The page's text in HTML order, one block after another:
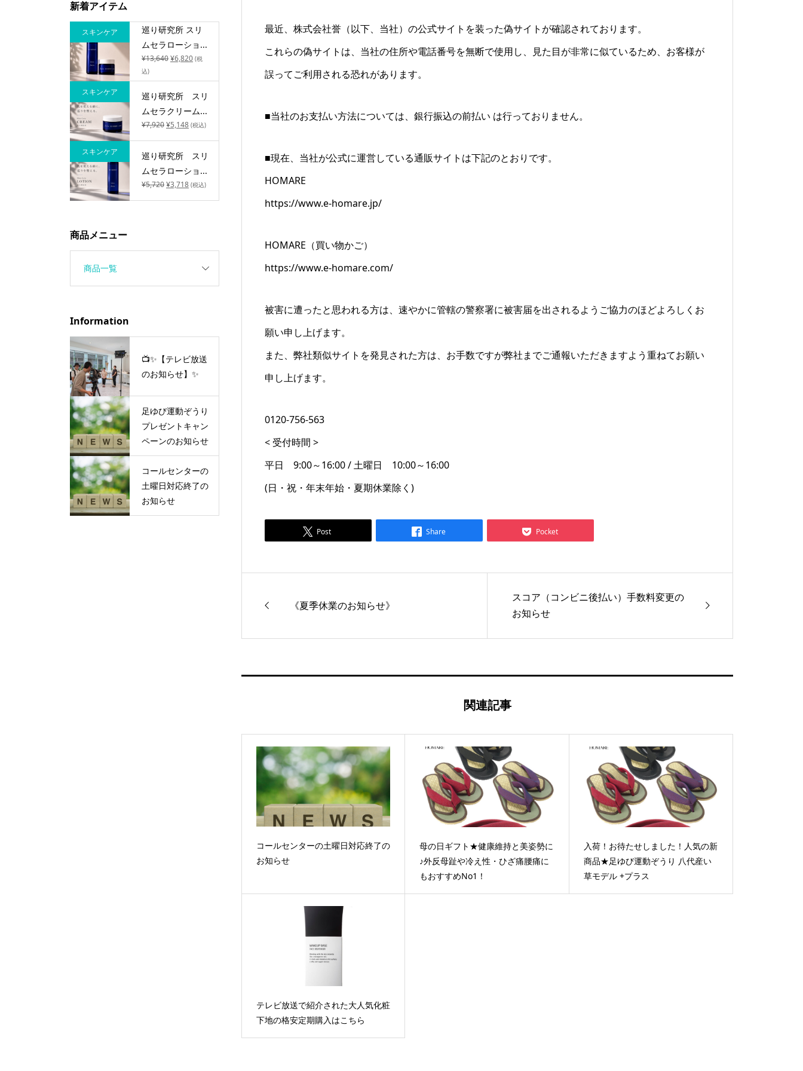
最近、株式会社誉（以下、当社）の公式サイトを装った偽サイトが確認されております。
これらの偽サイトは、当社の住所や電話番号を無断で使用し、見た目が非常に似ているため、お客様が
誤ってご利用される恐れがあります。
■当社のお支払い方法については、銀行振込の前払い は行っておりません。
■現在、当社が公式に運営している通販サイトは下記のとおりです。
HOMARE
https://www.e-homare.jp/
HOMARE（買い物かご）
https://www.e-homare.com/
被害に遭ったと思われる方は、速やかに管轄の警察署に被害届を出されるようご協力のほどよろしくお
願い申し上げます。
また、弊社類似サイトを発見された方は、お手数ですが弊社までご通報いただきますよう重ねてお願い
申し上げます。
0120-756-563
< 受付時間 >
平日 9:00～16:00 / 土曜日 10:00～16:00
(日・祝・年末年始・夏期休業除く)
Post Share Pocket
《夏季休業のお知らせ》
スコア（コンビニ後払い）手数料変更の
お知らせ
関連記事
コールセンターの土曜日対応終了の
お知らせ
母の日ギフト★健康維持と美姿勢に
♪外反母趾や冷え性・ひざ痛腰痛に
もおすすめNo1！
入荷！お待たせしました！人気の新
商品★足ゆび運動ぞうり 八代産い
草モデル +プラス
テレビ放送で紹介された大人気化粧
下地の格安定期購入はこちら
新着アイテム
巡り研究所 スリ
ムセラローショ...
¥13,640¥6,820 (税
込)
スキンケア
巡り研究所 スリ
ムセラクリーム...
¥7,920¥5,148 (税込)
スキンケア
巡り研究所 スリ
ムセラローショ...
¥5,720¥3,718 (税込)
スキンケア
商品メニュー
商品一覧
Information
📺✨【テレビ放送
のお知らせ】✨
足ゆび運動ぞうり
プレゼントキャン
ペーンのお知らせ
コールセンターの
土曜日対応終了の
お知らせ